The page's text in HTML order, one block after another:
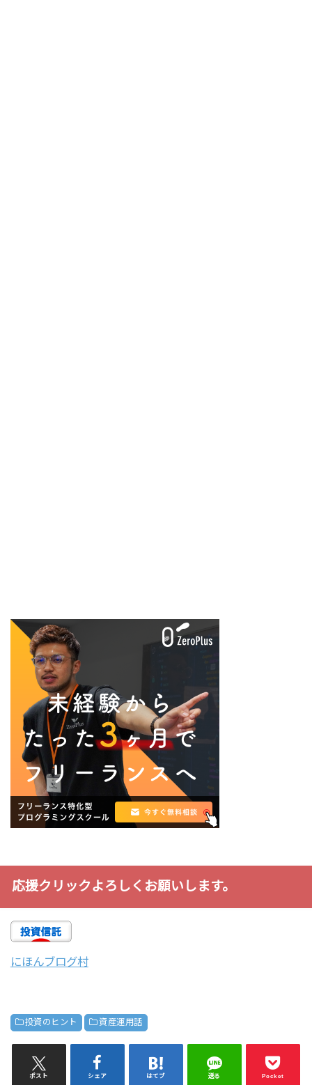
応援クリックよろしくお願いします。
にほんブログ村
投資のヒント 資産運用話
ポスト シェア はてブ 送る Pocket